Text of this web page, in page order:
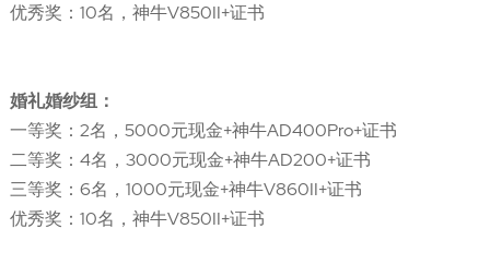
优秀奖：10名，神牛V850II+证书
婚礼婚纱组：
一等奖：2名，5000元现金+神牛AD400Pro+证书
二等奖：4名，3000元现金+神牛AD200+证书
三等奖：6名，1000元现金+神牛V860II+证书
优秀奖：10名，神牛V850II+证书